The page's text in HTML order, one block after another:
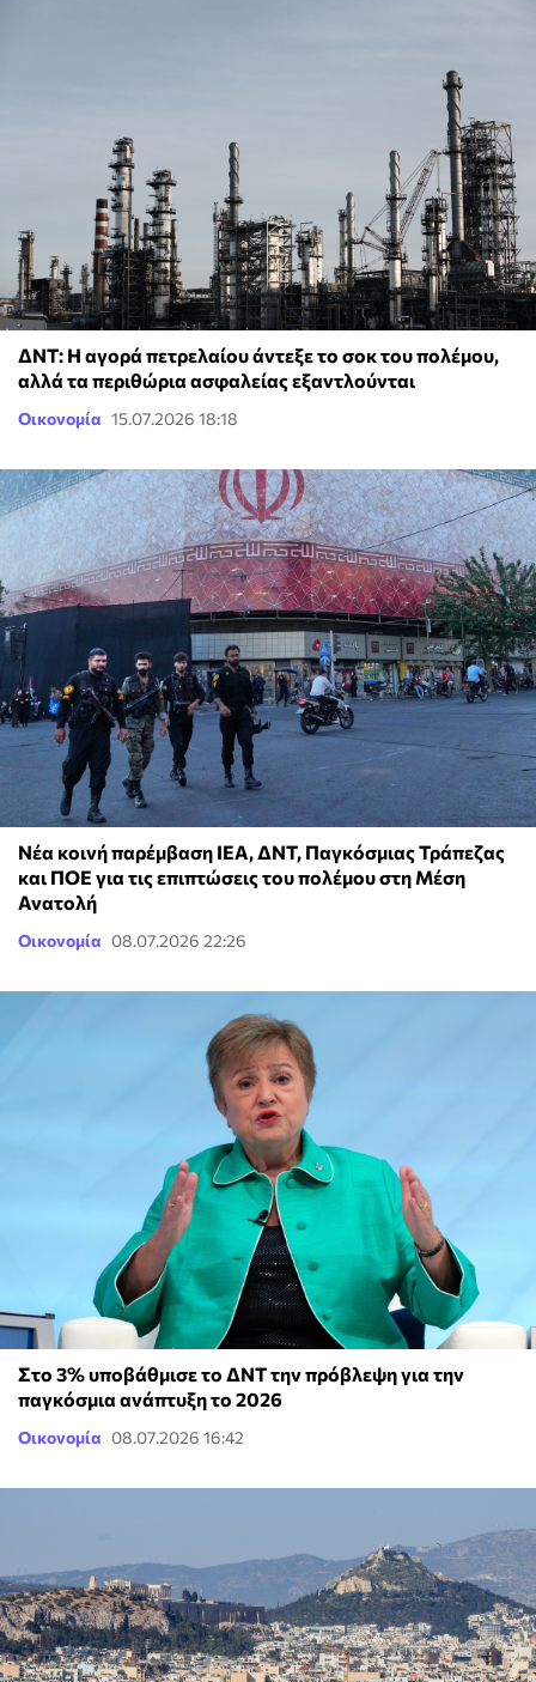
ΔΝΤ: Η αγορά πετρελαίου άντεξε το σοκ του πολέμου,
αλλά τα περιθώρια ασφαλείας εξαντλούνται
Οικονομία 15.07.2026 18:18
Νέα κοινή παρέμβαση IEA, ΔΝΤ, Παγκόσμιας Τράπεζας
και ΠΟΕ για τις επιπτώσεις του πολέμου στη Μέση
Ανατολή
Οικονομία 08.07.2026 22:26
Στο 3% υποβάθμισε το ΔΝΤ την πρόβλεψη για την
παγκόσμια ανάπτυξη το 2026
Οικονομία 08.07.2026 16:42